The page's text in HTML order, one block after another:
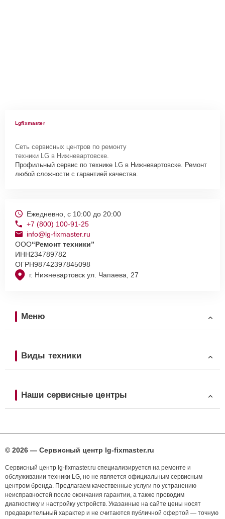
Lgfixmaster
Сеть сервисных центров по ремонту
техники LG в Нижневартовске.
Профильный сервис по технике LG в Нижневартовске. Ремонт
любой сложности с гарантией качества.
г. Нижневартовск ул. Чапаева, 27
Ежедневно, с 10:00 до 20:00
+7 (800) 100-91-25
info@lg-fixmaster.ru
ООО“Ремонт техники”
ИНН234789782
ОГРН98742397845098
Меню
Виды техники
Наши сервисные центры
© 2026 — Сервисный центр lg-fixmaster.ru
Сервисный центр lg-fixmaster.ru специализируется на ремонте и
обслуживании техники LG, но не является официальным сервисным
центром бренда. Предлагаем качественные услуги по устранению
неисправностей после окончания гарантии, а также проводим
диагностику и настройку устройств. Указанные на сайте цены носят
предварительный характер и не считаются публичной офертой — точную